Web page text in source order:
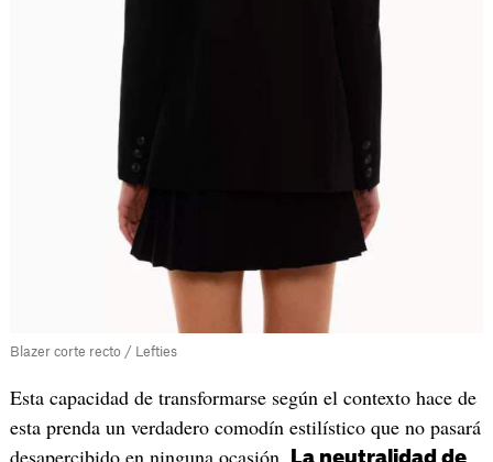
Blazer corte recto / Lefties
Esta capacidad de transformarse según el contexto hace de
esta prenda un verdadero comodín estilístico que no pasará
La neutralidad de